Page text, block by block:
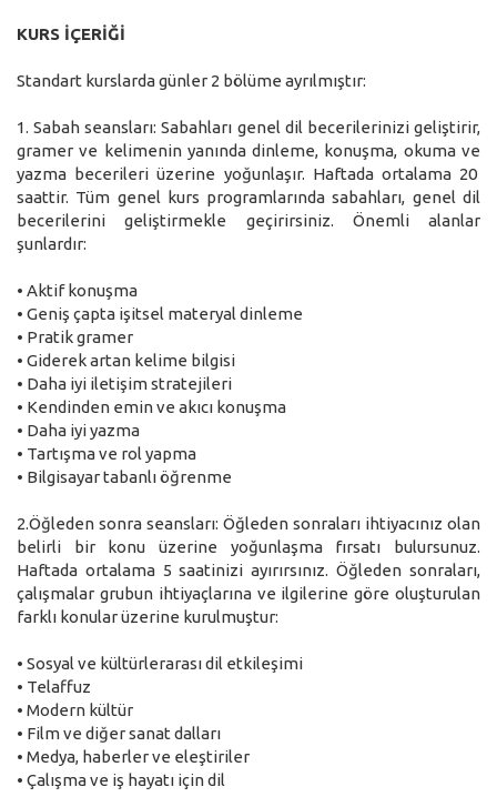
KURS İÇERİĞİ
Standart kurslarda günler 2 bölüme ayrılmıştır:
1. Sabah seansları: Sabahları genel dil becerilerinizi geliştirir,
gramer ve kelimenin yanında dinleme, konuşma, okuma ve
yazma becerileri üzerine yoğunlaşır. Haftada ortalama 20
saattir. Tüm genel kurs programlarında sabahları, genel dil
becerilerini geliştirmekle geçirirsiniz. Önemli alanlar
şunlardır:
• Aktif konuşma
• Geniş çapta işitsel materyal dinleme
• Pratik gramer
• Giderek artan kelime bilgisi
• Daha iyi iletişim stratejileri
• Kendinden emin ve akıcı konuşma
• Daha iyi yazma
• Tartışma ve rol yapma
• Bilgisayar tabanlı öğrenme
2.Öğleden sonra seansları: Öğleden sonraları ihtiyacınız olan
belirli bir konu üzerine yoğunlaşma fırsatı bulursunuz.
Haftada ortalama 5 saatinizi ayırırsınız. Öğleden sonraları,
çalışmalar grubun ihtiyaçlarına ve ilgilerine göre oluşturulan
farklı konular üzerine kurulmuştur:
• Sosyal ve kültürlerarası dil etkileşimi
• Telaffuz
• Modern kültür
• Film ve diğer sanat dalları
• Medya, haberler ve eleştiriler
• Çalışma ve iş hayatı için dil